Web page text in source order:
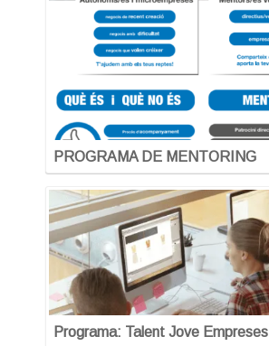
PROGRAMA DE MENTORING
Programa: Talent Jove Empreses